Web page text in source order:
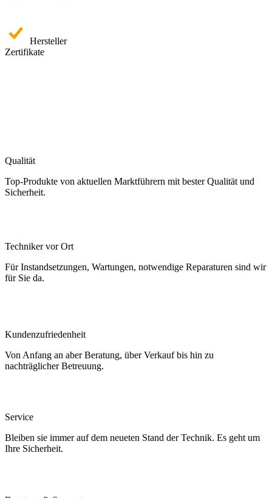
Hersteller
Zertifikate
Qualität
Top-Produkte von aktuellen Marktführern mit bester Qualität und
Sicherheit.
Techniker vor Ort
Für Instandsetzungen, Wartungen, notwendige Reparaturen sind wir
für Sie da.
Kundenzufriedenheit
Von Anfang an aber Beratung, über Verkauf bis hin zu
nachträglicher Betreuung.
Service
Bleiben sie immer auf dem neueten Stand der Technik. Es geht um
Ihre Sicherheit.